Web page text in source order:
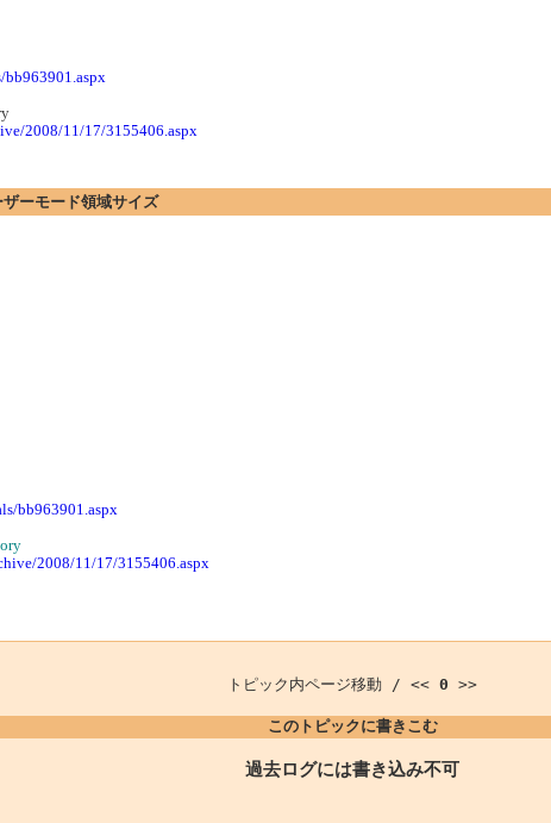
2008/11/17/3155406.aspx
ーモード領域サイズ
bb963901.aspx
2008/11/17/3155406.aspx
トピック内ページ移動 / << 0 >>
このトピックに書きこむ
過去ログには書き込み不可